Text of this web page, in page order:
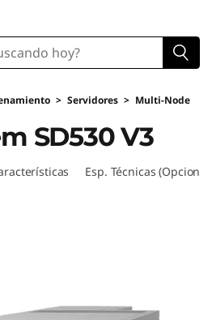
> Servidores > Multi-Node
SD530 V3
Esp. Técnicas